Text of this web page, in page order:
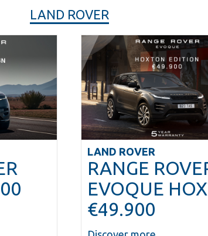
LAND ROVER
LAND ROVER
RANGE
EVOQUE
€49.900